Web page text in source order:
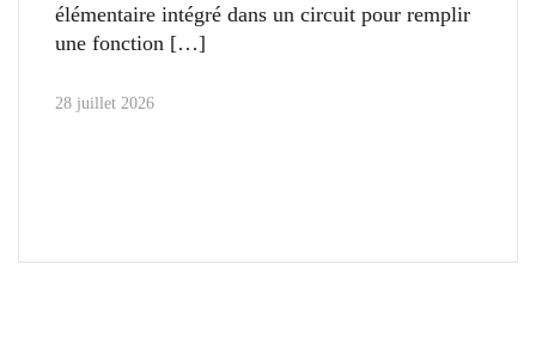
élémentaire intégré dans un circuit pour remplir
une fonction
28 juillet 2026